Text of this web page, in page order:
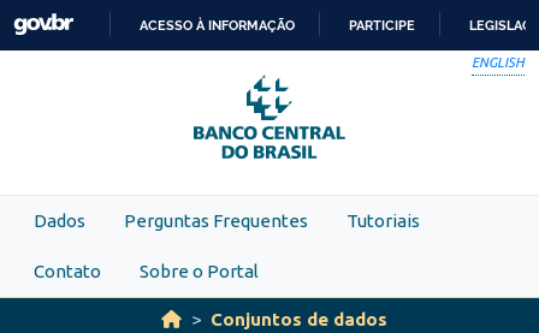
Skip to main content
PARA
O
CONTEÚDO
ACESSO À INFORMAÇÃO PARTICIPE
ENGLISH
Dados Perguntas Frequentes Tutoriais
Contato Sobre o Portal
Conjuntos de dados